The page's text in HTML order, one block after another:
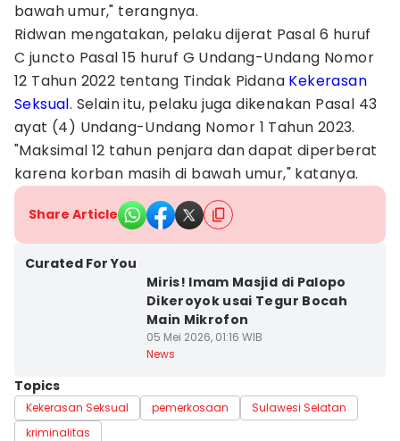
bawah umur," terangnya.
Ridwan mengatakan, pelaku dijerat Pasal 6 huruf
C juncto Pasal 15 huruf G Undang-Undang Nomor
12 Tahun 2022 tentang Tindak Pidana Kekerasan
Seksual. Selain itu, pelaku juga dikenakan Pasal 43
ayat (4) Undang-Undang Nomor 1 Tahun 2023.
"Maksimal 12 tahun penjara dan dapat diperberat
karena korban masih di bawah umur," katanya.
Share Article
Curated For You
Miris! Imam Masjid di Palopo
Dikeroyok usai Tegur Bocah
Main Mikrofon
05 Mei 2026, 01:16 WIB
News
Topics
Kekerasan Seksual pemerkosaan
Sulawesi Selatan
kriminalitas